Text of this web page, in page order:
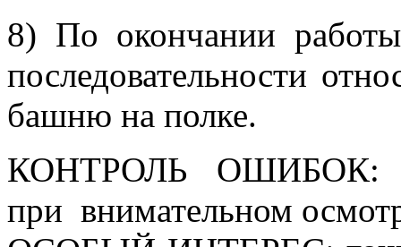
8) По окончании
последовательности
башню на полке.
КОНТРОЛЬ ОШИБОК:
при внимательном